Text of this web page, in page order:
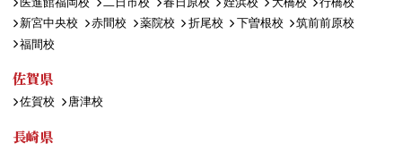
新宮中央校
赤間校 薬院校 折尾校 下曽根校
筑前前原校
福間校
佐賀県
佐賀校 唐津校
長崎県